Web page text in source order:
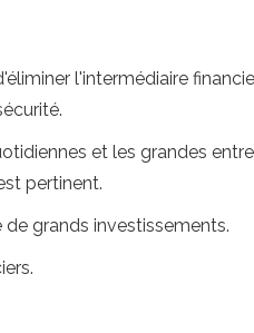
l'intermédiaire
et les grandes
pertinent.
grands investissements.